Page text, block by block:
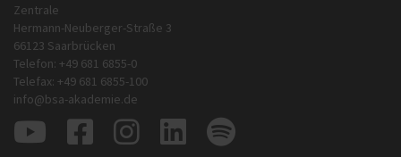
Zentrale
Hermann-Neuberger-Straße 3
66123 Saarbrücken
Telefon: +49 681 6855-0
Telefax: +49 681 6855-100
info@bsa-akademie.de